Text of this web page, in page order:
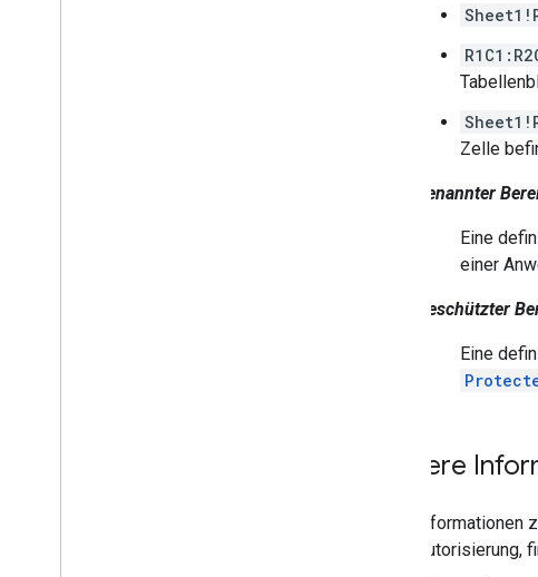
Zelle
Benannter
Eine
einer
Geschützter
Eine
Weitere
Informationen
Autorisierung,